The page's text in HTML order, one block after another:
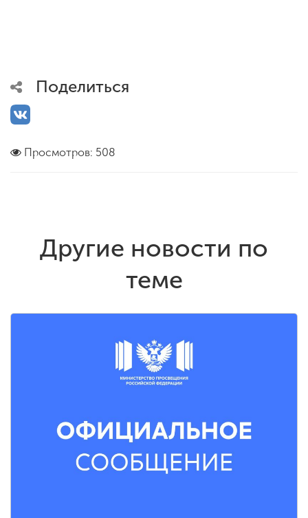
Поделиться
Просмотров: 508
Другие новости по
теме